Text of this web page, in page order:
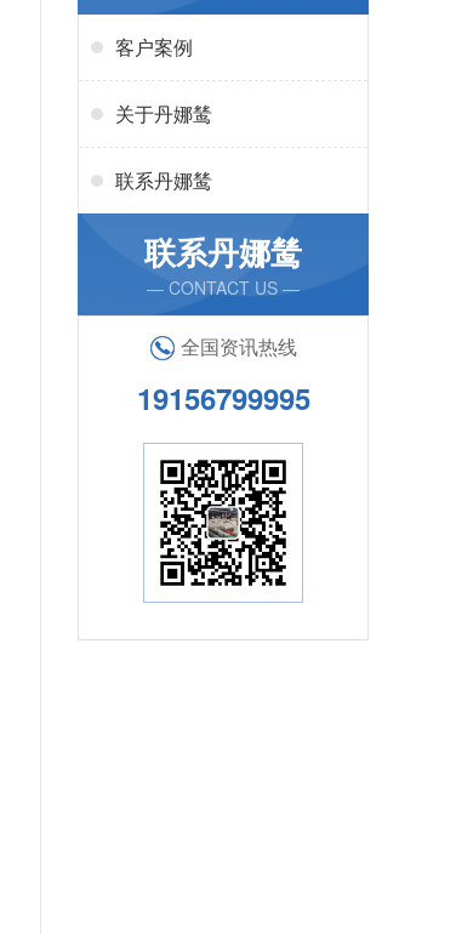
客户案例
关于丹娜鸶
联系丹娜鸶
联系丹娜鸶
— CONTACT US —
全国资讯热线
19156799995